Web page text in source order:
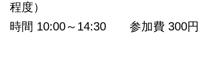
程度）
時間 10:00～14:30 参加費 300